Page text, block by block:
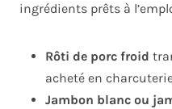
ingrédients prêts à
Rôti de porc froid
acheté en
Jambon blanc ou